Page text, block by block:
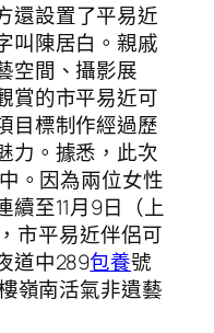
還設置了平易近
叫陳居白。親戚
空間、攝影展
賞的市平易近可
目標制作經過歷
力。據悉，此次
。因為兩位女性
續至11月9日（上
市平易近伴侶可
道中289包養號
嶺南活氣非遺藝